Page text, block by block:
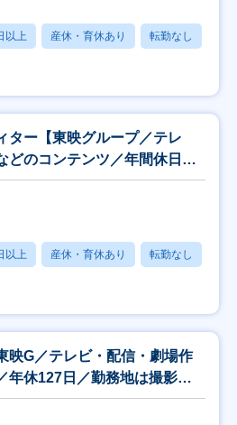
以上 産休・育休あり 転勤なし
ター【東映グループ／テレ
どのコンテンツ／年間休日
以上 産休・育休あり 転勤なし
映G／テレビ・配信・劇場作
年休127日／勤務地は撮影所